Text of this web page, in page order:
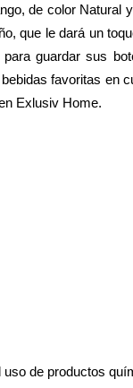
de color Natural
que le dará un
guardar sus
favoritas en
Exlusiv Home.
uso de productos